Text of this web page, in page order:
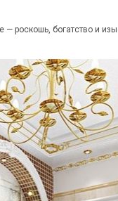
роскошь, богатство и